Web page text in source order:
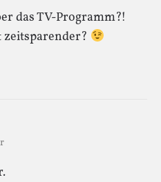
das TV-Programm?!